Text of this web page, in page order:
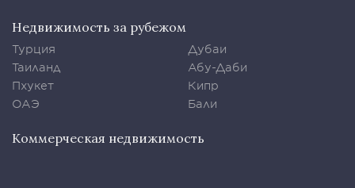
Недвижимость за рубежом
Турция
Таиланд
Пхукет
ОАЭ
Дубаи
Абу-Даби
Кипр
Бали
Коммерческая недвижимость